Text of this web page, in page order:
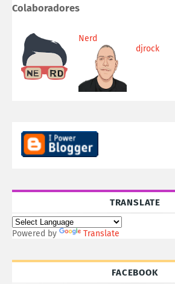
Colaboradores
Nerd
djrock
TRANSLATE
Powered by Translate
FACEBOOK